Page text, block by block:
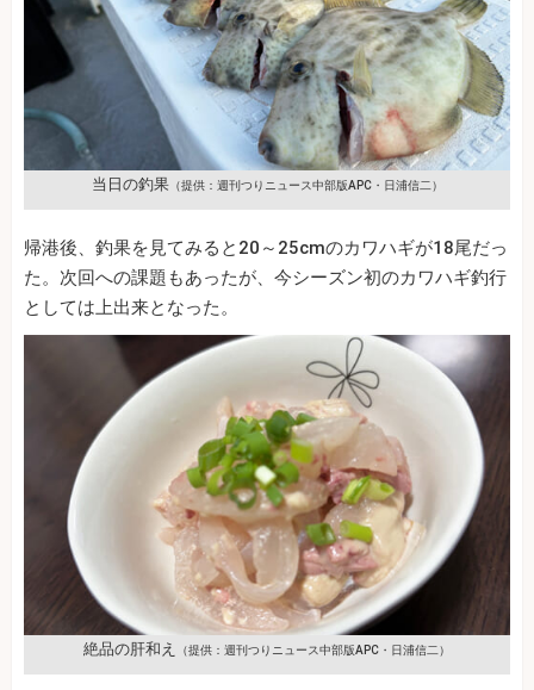
当日の釣果（提供：週刊つりニュース中部版APC・日浦信二）
帰港後、釣果を見てみると20～25cmのカワハギが18尾だっ
た。次回への課題もあったが、今シーズン初のカワハギ釣行
としては上出来となった。
絶品の肝和え （提供：週刊つりニュース中部版APC・日浦信二）